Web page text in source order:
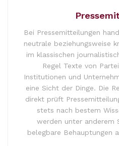
Bei Pressemitteilungen
neutrale beziehungsweise
im klassischen
Regel Texte von
Institutionen und
eine Sicht der Dinge. Die
direkt prüft
stets nach bestem
werden unter anderem
belegbare Behauptungen